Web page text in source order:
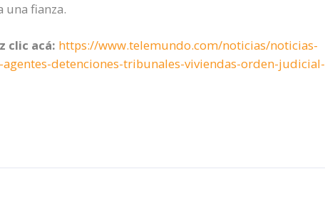
una fianza.
clic acá: https://www.telemundo.com/noticias/noticias-
detenciones-tribunales-viviendas-orden-judicial-